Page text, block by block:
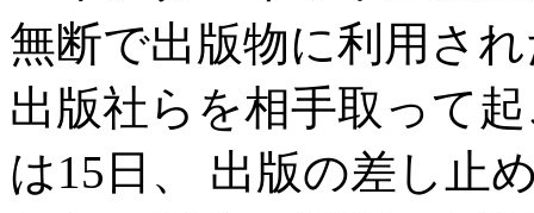
無断で出版物に利用さ
出版社らを相手取って
は15日、 出版の差し止